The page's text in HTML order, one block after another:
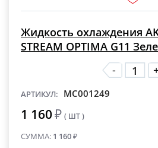
Жидкость охлаждения
STREAM OPTIMA G11
-
АРТИКУЛ: MC001249
1 160₽ ( ШТ )
СУММА: 1 160₽